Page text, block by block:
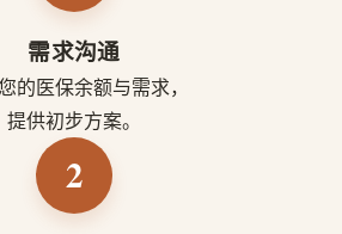
需求沟通
的医保余额与需求，
提供初步方案。
2